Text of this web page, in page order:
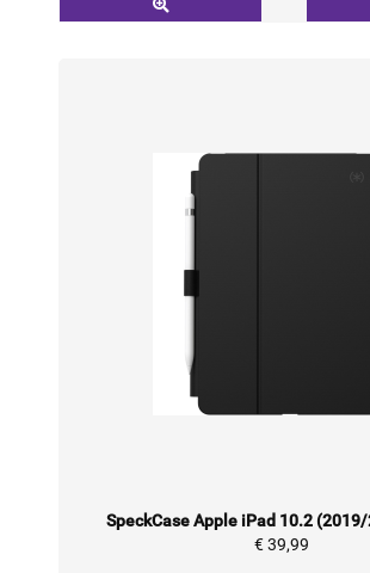
SpeckCase Apple iPad 10.2
€ 39,99